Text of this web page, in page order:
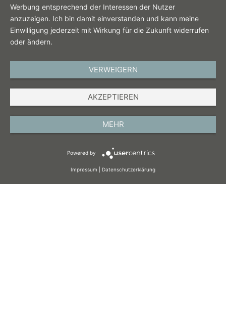
Werbung entsprechend der Interessen der Nutzer
anzuzeigen. Ich bin damit einverstanden und kann meine
Einwilligung jederzeit mit Wirkung für die Zukunft widerrufen
oder ändern.
VERWEIGERN
AKZEPTIEREN
MEHR
Powered by
Impressum Datenschutzerklärung